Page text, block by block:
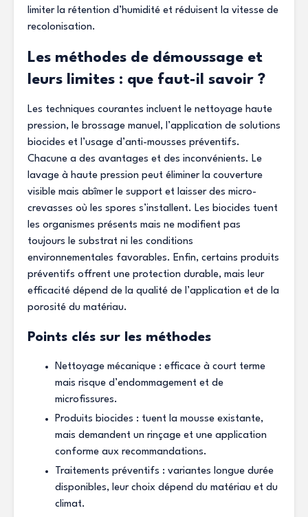
limiter la rétention d’humidité et réduisent la vitesse de
recolonisation.
Les méthodes de démoussage et
leurs limites : que faut-il savoir ?
Les techniques courantes incluent le nettoyage haute
pression, le brossage manuel, l’application de solutions
biocides et l’usage d’anti-mousses préventifs.
Chacune a des avantages et des inconvénients. Le
lavage à haute pression peut éliminer la couverture
visible mais abîmer le support et laisser des micro-
crevasses où les spores s’installent. Les biocides tuent
les organismes présents mais ne modifient pas
toujours le substrat ni les conditions
environnementales favorables. Enfin, certains produits
préventifs offrent une protection durable, mais leur
efficacité dépend de la qualité de l’application et de la
porosité du matériau.
Points clés sur les méthodes
Nettoyage mécanique : efficace à court terme
mais risque d’endommagement et de
microfissures.
Produits biocides : tuent la mousse existante,
mais demandent un rinçage et une application
conforme aux recommandations.
Traitements préventifs : variantes longue durée
disponibles, leur choix dépend du matériau et du
climat.